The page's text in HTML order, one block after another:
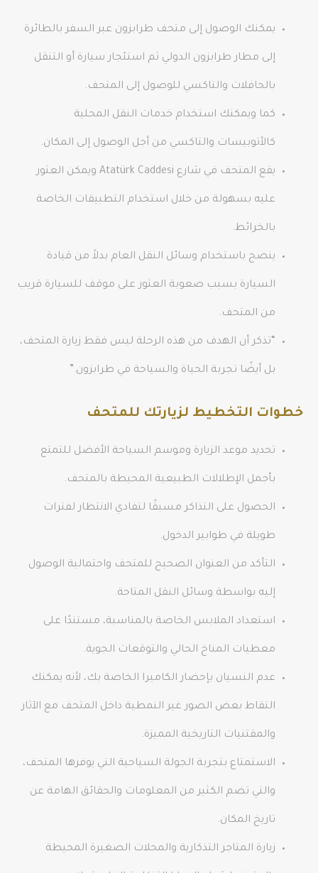
يمكنك الوصول إلى متحف طرابزون عبر السفر بالطائرة
إلى مطار طرابزون الدولي ثم استئجار سيارة أو التنقل
بالحافلات والتاكسي للوصول إلى المتحف.
كما ويمكنك استخدام خدمات النقل المحلية
كالأتوبيسات والتاكسي من أجل الوصول إلى المكان.
يقع المتحف في شارع Atatürk Caddesi ويمكن العثور
عليه بسهولة من خلال استخدام التطبيقات الخاصة
بالخرائط.
ينصح باستخدام وسائل النقل العام بدلاً من قيادة
السيارة بسبب صعوبة العثور على موقف للسيارة قريب
من المتحف.
“تذكر أن الهدف من هذه الرحلة ليس فقط زيارة المتحف،
بل أيضًا تجربة الحياة والسياحة في طرابزون.”
خطوات التخطيط لزيارتك للمتحف
تحديد موعد الزيارة وموسم السياحة الأفضل للتمتع
بأجمل الإطلالات الطبيعية المحيطة بالمتحف.
الحصول على التذاكر مسبقًا لتفادي الانتظار لفترات
طويلة في طوابير الدخول.
التأكد من العنوان الصحيح للمتحف واحتمالية الوصول
إليه بواسطة وسائل النقل المتاحة.
استعداد الملابس الخاصة بالمناسبة، مستندًا على
معطيات المناخ الحالي والتوقعات الجوية.
عدم النسيان بإحضار الكاميرا الخاصة بك، لأنه يمكنك
التقاط بعض الصور غير النمطية داخل المتحف مع الآثار
والمقتنيات التاريخية المميزة.
الاستمتاع بتجربة الجولة السياحية التي يوفرها المتحف،
والتي تضم الكثير من المعلومات والحقائق الهامة عن
تاريخ المكان.
زيارة المتاجر التذكارية والمحلات الصغيرة المحيطة